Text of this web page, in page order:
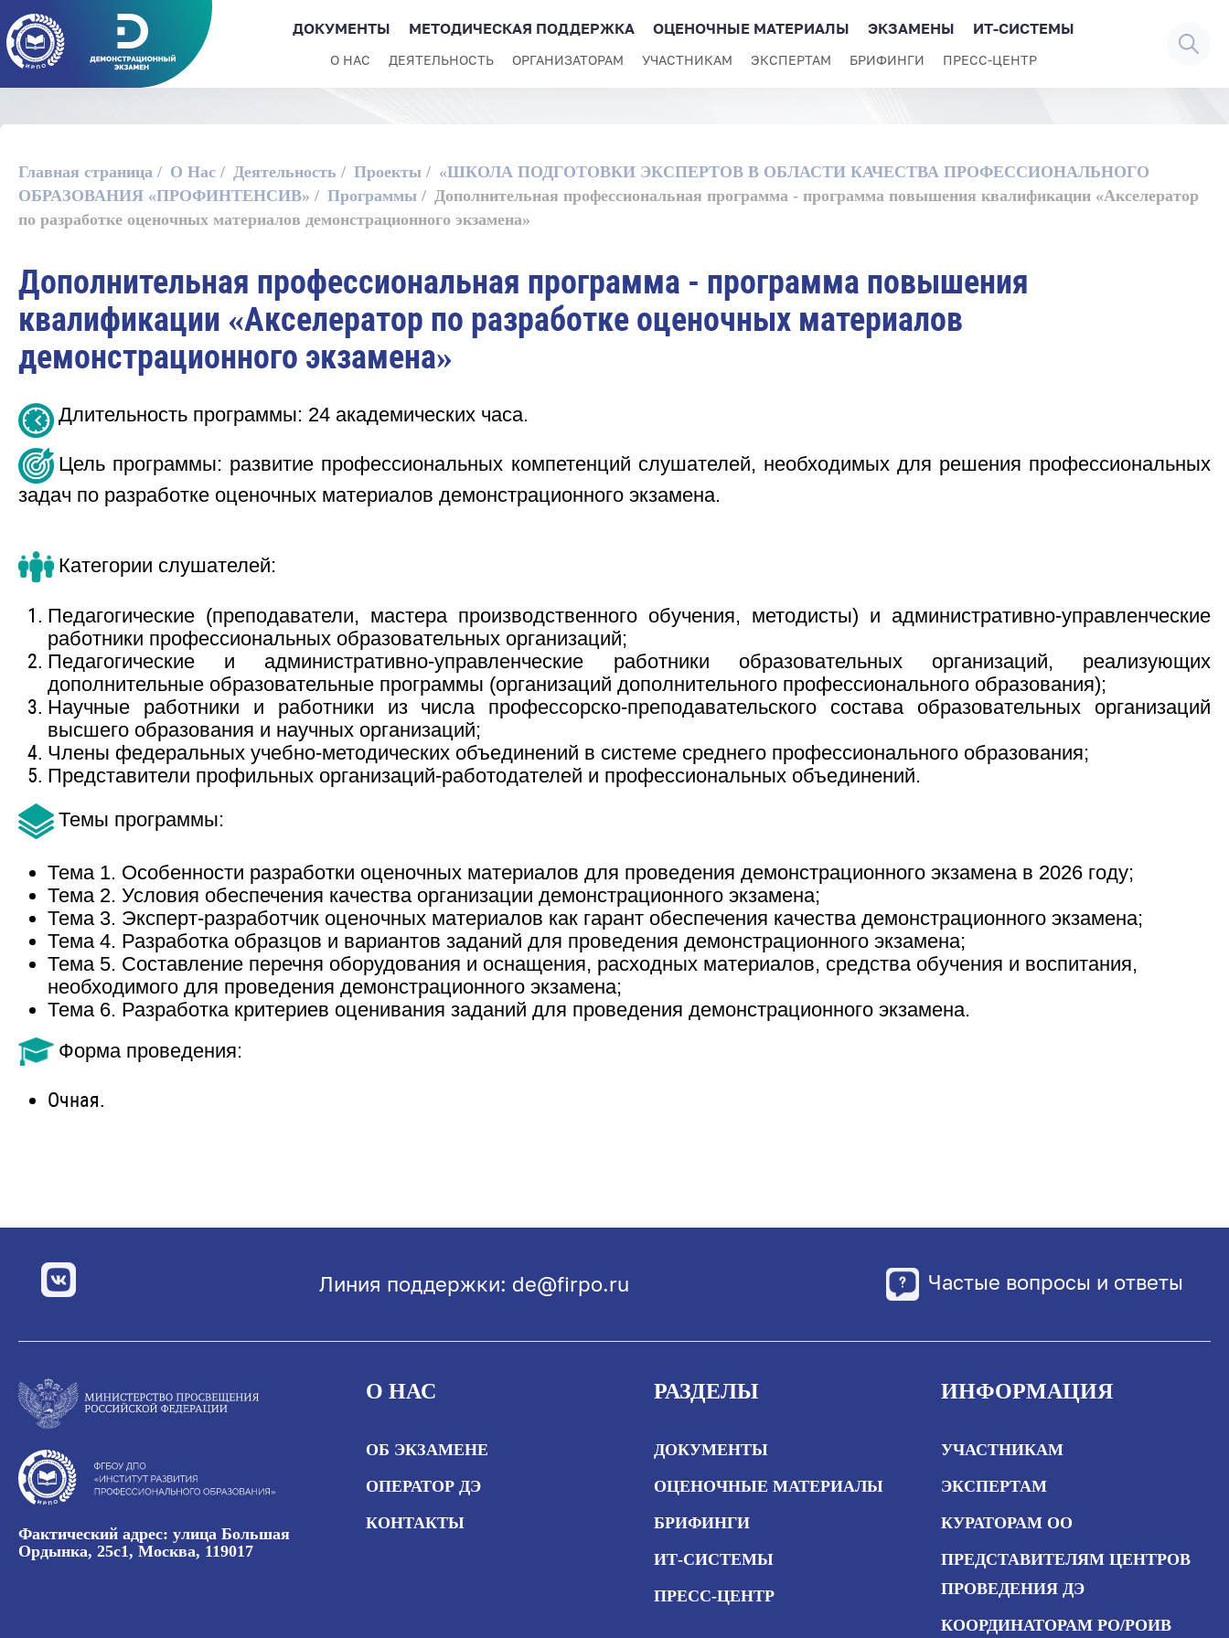
ДОКУМЕНТЫ МЕТОДИЧЕСКАЯ ПОДДЕРЖКА ОЦЕНОЧНЫЕ МАТЕРИАЛЫ ЭКЗАМЕНЫ ИТ-СИСТЕМЫ
О НАС ДЕЯТЕЛЬНОСТЬ ОРГАНИЗАТОРАМ УЧАСТНИКАМ ЭКСПЕРТАМ БРИФИНГИ ПРЕСС-ЦЕНТР
Главная страница О Нас Деятельность Проекты
«ШКОЛА ПОДГОТОВКИ ЭКСПЕРТОВ В ОБЛАСТИ КАЧЕСТВА ПРОФЕССИОНАЛЬНОГО
ОБРАЗОВАНИЯ «ПРОФИНТЕНСИВ»
Программы
Дополнительная профессиональная программа - программа повышения квалификации «Акселератор
по разработке оценочных материалов демонстрационного экзамена»
Дополнительная профессиональная программа - программа повышения
квалификации «Акселератор по разработке оценочных материалов
демонстрационного экзамена»
Длительность программы: 24 академических часа.
Цель программы: развитие профессиональных компетенций слушателей, необходимых для решения профессиональных
задач по разработке оценочных материалов демонстрационного экзамена.
Категории слушателей:
Педагогические (преподаватели, мастера производственного обучения, методисты) и административно-управленческие
работники профессиональных образовательных организаций;
Педагогические и административно-управленческие работники образовательных организаций, реализующих
дополнительные образовательные программы (организаций дополнительного профессионального образования);
Научные работники и работники из числа профессорско-преподавательского состава образовательных организаций
высшего образования и научных организаций;
Члены федеральных учебно-методических объединений в системе среднего профессионального образования;
Представители профильных организаций-работодателей и профессиональных объединений.
Темы программы:
Тема 1. Особенности разработки оценочных материалов для проведения демонстрационного экзамена в 2026 году;
Тема 2. Условия обеспечения качества организации демонстрационного экзамена;
Тема 3. Эксперт-разработчик оценочных материалов как гарант обеспечения качества демонстрационного экзамена;
Тема 4. Разработка образцов и вариантов заданий для проведения демонстрационного экзамена;
Тема 5. Составление перечня оборудования и оснащения, расходных материалов, средства обучения и воспитания,
необходимого для проведения демонстрационного экзамена;
Тема 6. Разработка критериев оценивания заданий для проведения демонстрационного экзамена.
Форма проведения:
Очная.
Линия поддержки: de@firpo.ru Частые вопросы и ответы
Фактический адрес: улица Большая
Ордынка, 25с1, Москва, 119017
О НАС
ОБ ЭКЗАМЕНЕ
ОПЕРАТОР ДЭ
КОНТАКТЫ
РАЗДЕЛЫ
ДОКУМЕНТЫ
ОЦЕНОЧНЫЕ МАТЕРИАЛЫ
БРИФИНГИ
ИТ-СИСТЕМЫ
ПРЕСС-ЦЕНТР
ИНФОРМАЦИЯ
УЧАСТНИКАМ
ЭКСПЕРТАМ
КУРАТОРАМ ОО
ПРЕДСТАВИТЕЛЯМ ЦЕНТРОВ
ПРОВЕДЕНИЯ ДЭ
КООРДИНАТОРАМ РО/РОИВ